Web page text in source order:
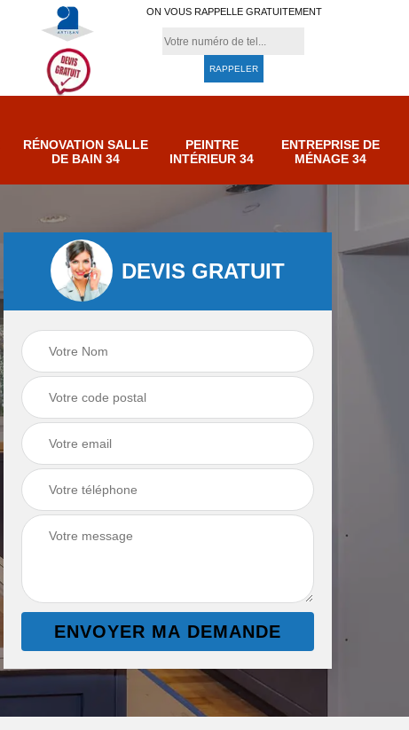
ON VOUS RAPPELLE GRATUITEMENT
RÉNOVATION SALLE
DE BAIN 34
PEINTRE
INTÉRIEUR 34
ENTREPRISE DE
MÉNAGE 34
Peintre intérieur 34
Entreprise de
ménage 34
DEVIS GRATUIT